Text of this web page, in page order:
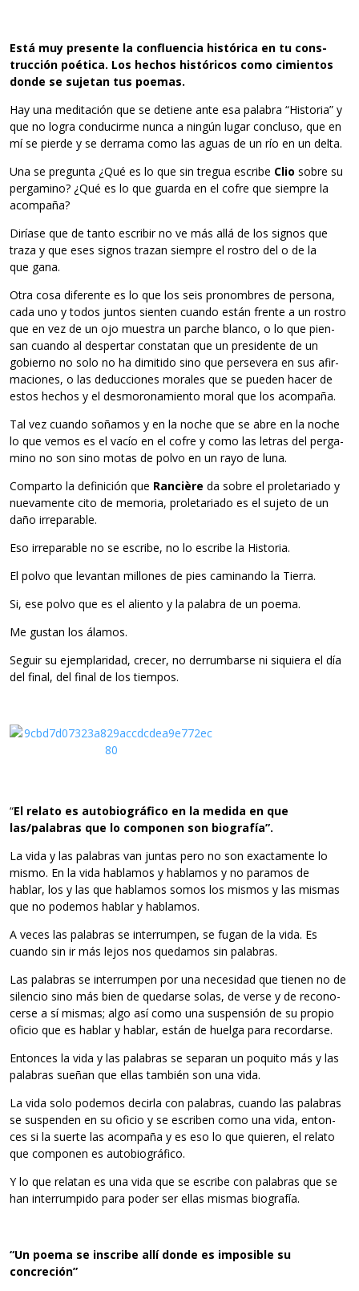
Está muy pre­sente la con­fluen­cia his­tó­rica en tu cons­
truc­ción poé­tica. Los hechos his­tó­ri­cos como cimien­tos
donde se suje­tan tus poemas.
Hay una medi­ta­ción que se detiene ante esa pala­bra “His­to­ria” y
que no logra con­du­cirme nunca a nin­gún lugar con­cluso, que en
mí se pierde y se derrama como las aguas de un río en un delta.
Una se pre­gunta ¿Qué es lo que sin tre­gua escribe Clio sobre su
per­ga­mino? ¿Qué es lo que guarda en el cofre que siem­pre la
acompaña?
Diríase que de tanto escri­bir no ve más allá de los sig­nos que
traza y que eses sig­nos tra­zan siem­pre el ros­tro del o de la
que gana.
Otra cosa dife­rente es lo que los seis pro­nom­bres de per­sona,
cada uno y todos jun­tos sien­ten cuando están frente a un ros­tro
que en vez de un ojo mues­tra un par­che blanco, o lo que pien­
san cuando al des­per­tar cons­ta­tan que un pre­si­dente de un
gobierno no solo no ha dimi­tido sino que per­se­vera en sus afir­
ma­cio­nes, o las deduc­cio­nes mora­les que se pue­den hacer de
estos hechos y el des­mo­ro­na­miento moral que los acompaña.
Tal vez cuando soña­mos y en la noche que se abre en la noche
lo que vemos es el vacío en el cofre y como las letras del per­ga­
mino no son sino motas de polvo en un rayo de luna.
Com­parto la defi­ni­ción que Ran­cière da sobre el pro­le­ta­riado y
nue­va­mente cito de memo­ria, pro­le­ta­riado es el sujeto de un
daño irreparable.
Eso irre­pa­ra­ble no se escribe, no lo escribe la Historia.
El polvo que levan­tan millo­nes de pies cami­nando la Tierra.
Si, ese polvo que es el aliento y la pala­bra de un poema.
Me gus­tan los álamos.
Seguir su ejem­pla­ri­dad, cre­cer, no derrum­barse ni siquiera el día
del final, del final de los tiempos.
“El relato es auto­bio­grá­fico en la medida en que
las/palabras que lo com­po­nen son biografía”.
La vida y las pala­bras van jun­tas pero no son exac­ta­mente lo
mismo. En la vida habla­mos y habla­mos y no para­mos de
hablar, los y las que habla­mos somos los mis­mos y las mis­mas
que no pode­mos hablar y hablamos.
A veces las pala­bras se inte­rrum­pen, se fugan de la vida. Es
cuando sin ir más lejos nos que­da­mos sin palabras.
Las pala­bras se inte­rrum­pen por una nece­si­dad que tie­nen no de
silen­cio sino más bien de que­darse solas, de verse y de reco­no­
cerse a sí mis­mas; algo así como una sus­pen­sión de su pro­pio
ofi­cio que es hablar y hablar, están de huelga para recordarse.
Enton­ces la vida y las pala­bras se sepa­ran un poquito más y las
pala­bras sue­ñan que ellas tam­bién son una vida.
La vida solo pode­mos decirla con pala­bras, cuando las pala­bras
se sus­pen­den en su ofi­cio y se escri­ben como una vida, enton­
ces si la suerte las acom­paña y es eso lo que quie­ren, el relato
que com­po­nen es autobiográfico.
Y lo que rela­tan es una vida que se escribe con pala­bras que se
han inte­rrum­pido para poder ser ellas mis­mas biografía.
“Un poema se ins­cribe allí donde es impo­si­ble su
concreción”